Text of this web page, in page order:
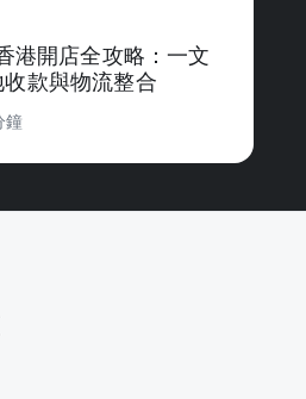
港開店全攻略：一文
款與物流整合
鐘